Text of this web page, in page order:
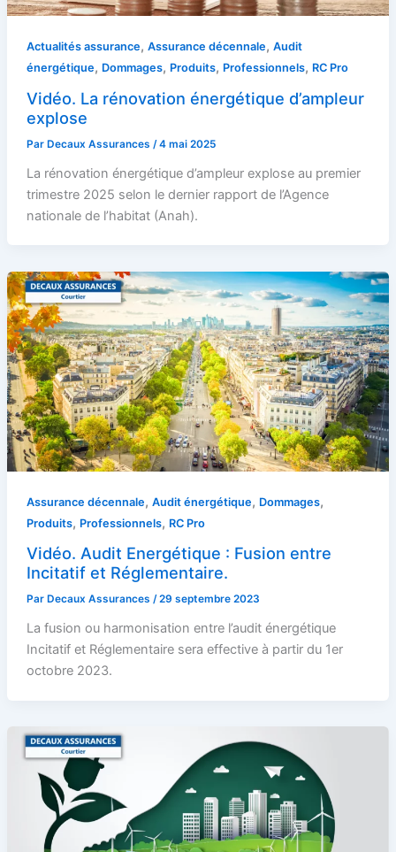
Actualités assurance, Assurance décennale, Audit
énergétique, Dommages, Produits, Professionnels, RC Pro
Vidéo. La rénovation énergétique d’ampleur
explose
Par Decaux Assurances /4 mai 2025
La rénovation énergétique d’ampleur explose au premier
trimestre 2025 selon le dernier rapport de l’Agence
nationale de l’habitat (Anah).
Assurance décennale, Audit énergétique, Dommages,
Produits, Professionnels, RC Pro
Vidéo. Audit Energétique : Fusion entre
Incitatif et Réglementaire.
Par Decaux Assurances /29 septembre 2023
La fusion ou harmonisation entre l’audit énergétique
Incitatif et Réglementaire sera effective à partir du 1er
octobre 2023.